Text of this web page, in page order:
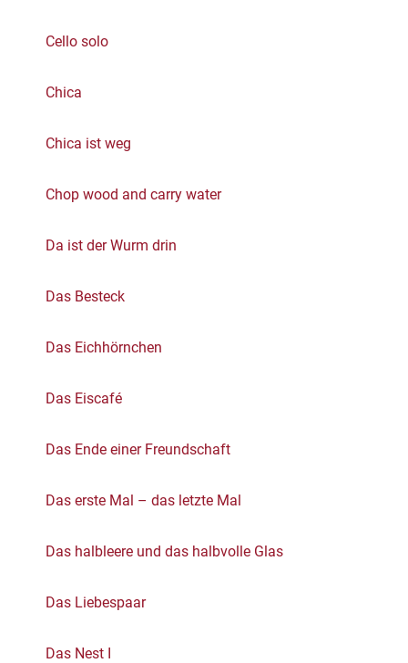
Cello solo
Chica
Chica ist weg
Chop wood and carry water
Da ist der Wurm drin
Das Besteck
Das Eichhörnchen
Das Eiscafé
Das Ende einer Freundschaft
Das erste Mal – das letzte Mal
Das halbleere und das halbvolle Glas
Das Liebespaar
Das Nest I